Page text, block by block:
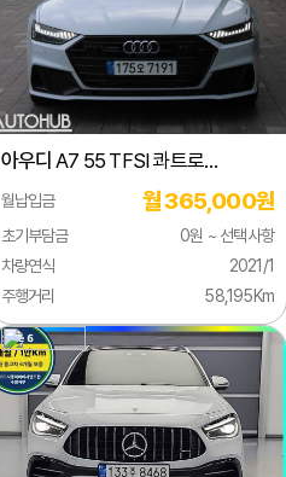
렉서스
로버
로터스
롤스로이스
링컨
마세라티
마이바흐
마쯔다
맥라렌
아우디 A7 55 TFSI 콰트로
프리미엄
월납입금 월 365,000원
초기부담금
0원 ~ 선택사항
차량연식
2021/1
주행거리
58,195Km